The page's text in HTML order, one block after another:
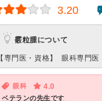
3.20
霰粒腫について
【専門医・資格】 眼科専門医
眼科 4.0
ベテランの先生です